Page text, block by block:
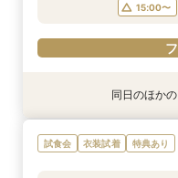
15:00〜
特典あり
【10名～
ン×おもて
衣装試着 特典あり
【大切な家
ペットW安
衣装試着 特典あり
＜初めての
たり相談＆
【遠方の方
豪華5大特典
同日のほか
試食会 衣装試着 特典あり